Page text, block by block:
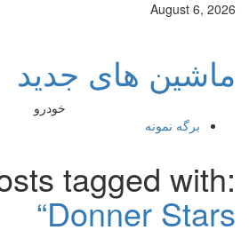
August 6, 2026
ماشین های جدید
خودرو
برگه نمونه
tagged with:
“Donner Stars